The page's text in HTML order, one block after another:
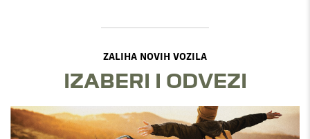
ZALIHA NOVIH VOZILA
IZABERI I ODVEZI